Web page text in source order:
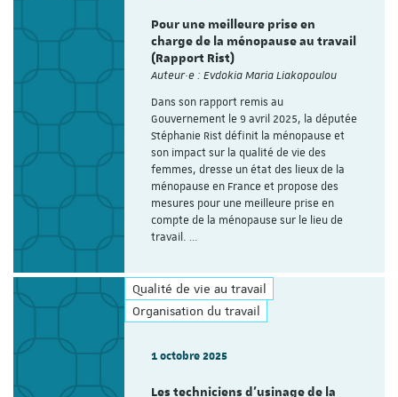
Pour une meilleure prise en
charge de la ménopause au travail
(Rapport Rist)
Auteur·e : Evdokia Maria Liakopoulou
Dans son rapport remis au
Gouvernement le 9 avril 2025, la députée
Stéphanie Rist définit la ménopause et
son impact sur la qualité de vie des
femmes, dresse un état des lieux de la
ménopause en France et propose des
mesures pour une meilleure prise en
compte de la ménopause sur le lieu de
travail. …
Qualité de vie au travail
Organisation du travail
1 octobre 2025
Les techniciens d’usinage de la